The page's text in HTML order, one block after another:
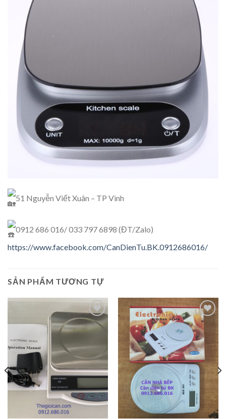
51 Nguyễn Viết Xuân – TP Vinh
0912 686 016/ 033 797 6898 (ĐT/Zalo)
https://www.facebook.com/CanDienTu.BK.0912686016/
SẢN PHẨM TƯƠNG TỰ
Add to
Wishlist
Add to
Wishlist